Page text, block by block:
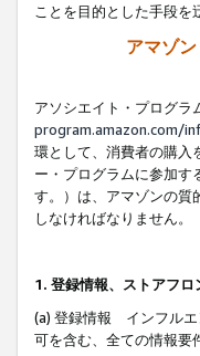
ことを目的とした手段を
アマゾ
アソシエイト・プログラ
program.amazon.com/
環として、消費者の購入
ー・プログラムに参加す
す。）は、アマゾンの質
しなければなりません。
1. 登録情報、ストアフロ
(a) 登録情報 インフルエ
可を含む、全ての情報要